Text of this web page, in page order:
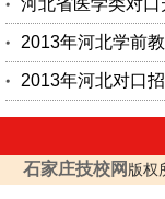
河北省医学类对
2013年河北学前
2013年河北对口
石家庄技校网 版权